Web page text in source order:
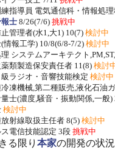
指導員 電気通信科・情報処
士 8/26(7/6) 挑戦中
管理者(水1,大1) 10(7)検討中
情報工学) 10/8(6/8-7/2)検討中
システムアーキテクト
類製造保安責任者 11(8) 検討
級ラジオ・音響技能検定 検討中
凍機械,第二種販売,液化石油
士(濃度,騒音・振動関係,一般)
検討中
射線取扱主任者 8(5)検討中
電信技能認定 3段 挑戦中
る限り 本家の開発の状